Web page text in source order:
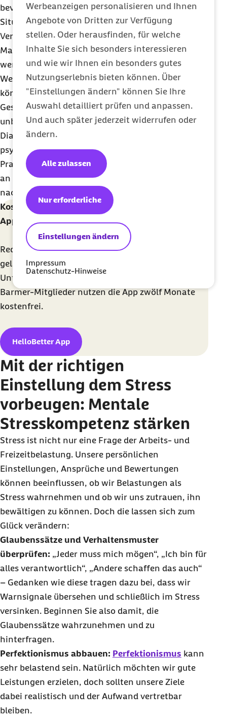
Werbeanzeigen personalisieren und Ihnen
Angebote von Dritten zur Verfügung
stellen. Oder herausfinden, für welche
Inhalte Sie sich besonders interessieren
und wie wir Ihnen ein besonders gutes
Nutzungserlebnis bieten können. Über
"Einstellungen ändern" können Sie Ihre
Auswahl detailliert prüfen und anpassen.
Und auch später jederzeit widerrufen oder
ändern.
Einstellungen ändern
Nur erforderliche
Alle zulassen
Impressum
Datenschutz-Hinweise
bevor uns die Last erdrückt. Helfen kann in so einer
Situation zunächst ein Online-Training, in dem die
Verhaltensweisen aufgedeckt und praktische
Maßnahmen im Umgang mit dem Stress gefunden
werden.
Wenn der Stress sich allerdings schon durch
körperliche Symptome bemerkbar macht, ist das
Gespräch mit einer Ärztin oder einem Arzt
unbedingt zu empfehlen. Bei einer entsprechenden
Diagnosestellung kann eine Vorstellung in einer
psychiatrischen oder psychotherapeutischen
Praxis verordnet werden. Dabei nehmen Sie Profis
an die Hand und suchen mit Ihnen gemeinsam
nach Wegen aus dem Stress.
Kostenlos Stress abbauen mit der HelloBetter
App
Reduzieren Sie ungesunden Stress und werden Sie
gelassener im Alltag. Bei Bedarf erhalten Sie
Unterstützung von psychologischen Coaches.
Barmer-Mitglieder nutzen die App zwölf Monate
kostenfrei.
HelloBetter App
Mit der richtigen
Einstellung dem Stress
vorbeugen: Mentale
Stresskompetenz stärken
Stress ist nicht nur eine Frage der Arbeits- und
Freizeitbelastung. Unsere persönlichen
Einstellungen, Ansprüche und Bewertungen
können beeinflussen, ob wir Belastungen als
Stress wahrnehmen und ob wir uns zutrauen, ihn
bewältigen zu können. Doch die lassen sich zum
Glück verändern:
Glaubenssätze und Verhaltensmuster
überprüfen: „Jeder muss mich mögen“, „Ich bin für
alles verantwortlich“, „Andere schaffen das auch“
– Gedanken wie diese tragen dazu bei, dass wir
Warnsignale übersehen und schließlich im Stress
versinken. Beginnen Sie also damit, die
Glaubenssätze wahrzunehmen und zu
hinterfragen.
Perfektionismus abbauen: Perfektionismus kann
sehr belastend sein. Natürlich möchten wir gute
Leistungen erzielen, doch sollten unsere Ziele
dabei realistisch und der Aufwand vertretbar
bleiben.